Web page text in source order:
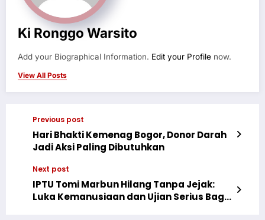
Ki Ronggo Warsito
Add your Biographical Information. Edit your Profile now.
View All Posts
Previous post
Hari Bhakti Kemenag Bogor, Donor Darah
Jadi Aksi Paling Dibutuhkan
Next post
IPTU Tomi Marbun Hilang Tanpa Jejak:
Luka Kemanusiaan dan Ujian Serius Bagi